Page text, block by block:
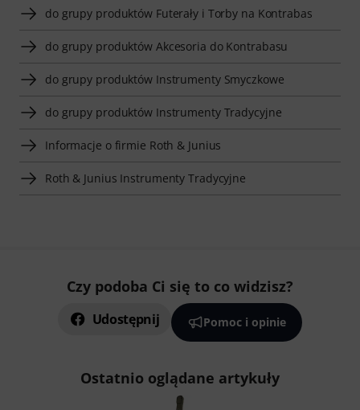
do grupy produktów Futerały i Torby na Kontrabas
do grupy produktów Akcesoria do Kontrabasu
do grupy produktów Instrumenty Smyczkowe
do grupy produktów Instrumenty Tradycyjne
Informacje o firmie Roth & Junius
Roth & Junius Instrumenty Tradycyjne
Czy podoba Ci się to co widzisz?
Udostępnij Pomoc i opinie
Ostatnio oglądane artykuły